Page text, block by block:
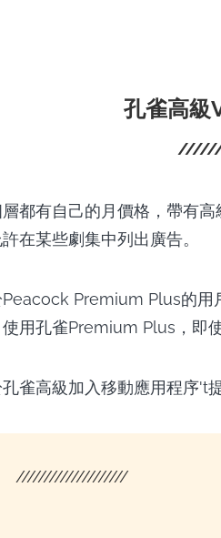
孔雀高級
都有自己的月價格，帶有
在某些劇集中列出廣告。
Premium Plus的用
用孔雀Premium Plus，即
雀高級加入移動應用程序't
////////////////////